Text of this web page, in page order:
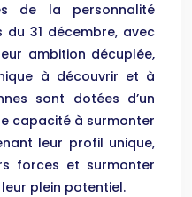
de la personnalité
du 31 décembre, avec
ambition décuplée,
à découvrir et à
sont dotées d’un
capacité à surmonter
leur profil unique,
forces et surmonter
plein potentiel.